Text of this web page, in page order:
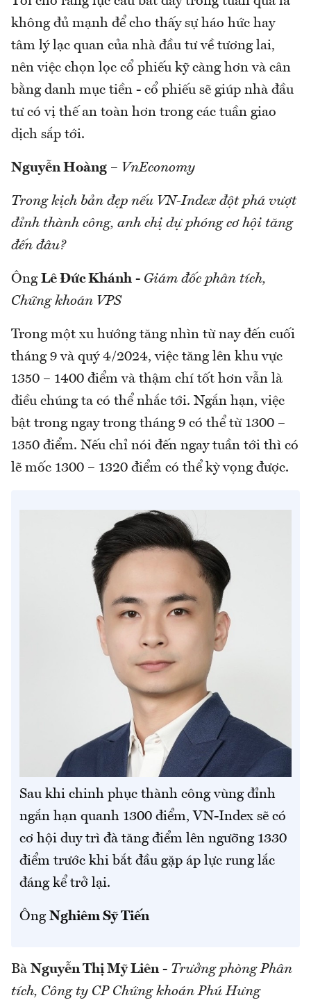
không đủ mạnh để cho thấy sự háo hức hay
tâm lý lạc quan của nhà đầu tư về tương lai,
nên việc chọn lọc cổ phiếu kỹ càng hơn và cân
bằng danh mục tiền - cổ phiếu sẽ giúp nhà đầu
tư có vị thế an toàn hơn trong các tuần giao
dịch sắp tới.
Nguyễn Hoàng – VnEconomy
Trong kịch bản đẹp nếu VN-Index đột phá vượt
đỉnh thành công, anh chị dự phóng cơ hội tăng
đến đâu?
Ông Lê Đức Khánh - Giám đốc phân tích,
Chứng khoán VPS
Trong một xu hướng tăng nhìn từ nay đến cuối
tháng 9 và quý 4/2024, việc tăng lên khu vực
1350 – 1400 điểm và thậm chí tốt hơn vẫn là
điều chúng ta có thể nhắc tới. Ngắn hạn, việc
bật trong ngay trong tháng 9 có thể từ 1300 –
1350 điểm. Nếu chỉ nói đến ngay tuần tới thì có
lẽ mốc 1300 – 1320 điểm có thể kỳ vọng được.
Sau khi chinh phục thành công vùng đỉnh
ngắn hạn quanh 1300 điểm, VN-Index sẽ có
cơ hội duy trì đà tăng điểm lên ngưỡng 1330
điểm trước khi bắt đầu gặp áp lực rung lắc
đáng kể trở lại.
Ông Nghiêm Sỹ Tiến
Bà Nguyễn Thị Mỹ Liên- Trưởng phòng Phân
tích, Công ty CP Chứng khoán Phú Hưng